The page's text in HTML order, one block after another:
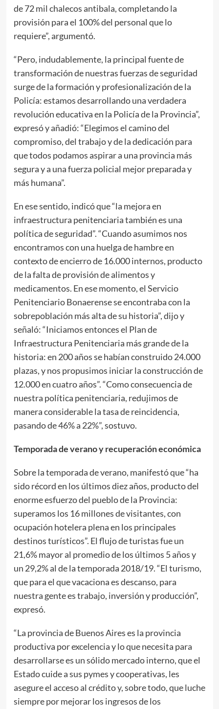
de 72 mil chalecos antibala, completando la
provisión para el 100% del personal que lo
requiere”, argumentó.
“Pero, indudablemente, la principal fuente de
transformación de nuestras fuerzas de seguridad
surge de la formación y profesionalización de la
Policía: estamos desarrollando una verdadera
revolución educativa en la Policía de la Provincia”,
expresó y añadió: “Elegimos el camino del
compromiso, del trabajo y de la dedicación para
que todos podamos aspirar a una provincia más
segura y a una fuerza policial mejor preparada y
más humana”.
En ese sentido, indicó que “la mejora en
infraestructura penitenciaria también es una
política de seguridad”. “Cuando asumimos nos
encontramos con una huelga de hambre en
contexto de encierro de 16.000 internos, producto
de la falta de provisión de alimentos y
medicamentos. En ese momento, el Servicio
Penitenciario Bonaerense se encontraba con la
sobrepoblación más alta de su historia”, dijo y
señaló: “Iniciamos entonces el Plan de
Infraestructura Penitenciaria más grande de la
historia: en 200 años se habían construido 24.000
plazas, y nos propusimos iniciar la construcción de
12.000 en cuatro años”. “Como consecuencia de
nuestra política penitenciaria, redujimos de
manera considerable la tasa de reincidencia,
pasando de 46% a 22%”, sostuvo.
Temporada de verano y recuperación económica
Sobre la temporada de verano, manifestó que “ha
sido récord en los últimos diez años, producto del
enorme esfuerzo del pueblo de la Provincia:
superamos los 16 millones de visitantes, con
ocupación hotelera plena en los principales
destinos turísticos”. El flujo de turistas fue un
21,6% mayor al promedio de los últimos 5 años y
un 29,2% al de la temporada 2018/19. “El turismo,
que para el que vacaciona es descanso, para
nuestra gente es trabajo, inversión y producción”,
expresó.
“La provincia de Buenos Aires es la provincia
productiva por excelencia y lo que necesita para
desarrollarse es un sólido mercado interno, que el
Estado cuide a sus pymes y cooperativas, les
asegure el acceso al crédito y, sobre todo, que luche
siempre por mejorar los ingresos de los